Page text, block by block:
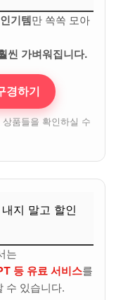
기템만 쏙쏙 모아
씬 가벼워집니다.
경하기
품들을 확인하실 수
지 말고 할인
는
등 유료 서비스를
수 있습니다.